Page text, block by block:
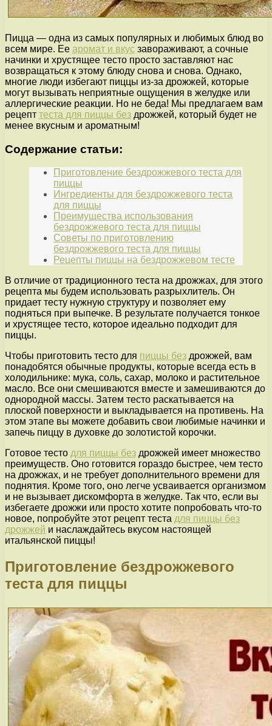
Пицца — одна из самых популярных и любимых блюд во
всем мире. Ее аромат и вкус завораживают, а сочные
начинки и хрустящее тесто просто заставляют нас
возвращаться к этому блюду снова и снова. Однако,
многие люди избегают пиццы из-за дрожжей, которые
могут вызывать неприятные ощущения в желудке или
аллергические реакции. Но не беда! Мы предлагаем вам
рецепт теста для пиццы без дрожжей, который будет не
менее вкусным и ароматным!
Содержание статьи:
Приготовление бездрожжевого теста для
пиццы
Ингредиенты для бездрожжевого теста
для пиццы
Преимущества использования
бездрожжевого теста для пиццы
Советы по приготовлению
бездрожжевого теста для пиццы
Рецепты пиццы на бездрожжевом тесте
В отличие от традиционного теста на дрожжах, для этого
рецепта мы будем использовать разрыхлитель. Он
придает тесту нужную структуру и позволяет ему
подняться при выпечке. В результате получается тонкое
и хрустящее тесто, которое идеально подходит для
пиццы.
Чтобы приготовить тесто для пиццы без дрожжей, вам
понадобятся обычные продукты, которые всегда есть в
холодильнике: мука, соль, сахар, молоко и растительное
масло. Все они смешиваются вместе и замешиваются до
однородной массы. Затем тесто раскатывается на
плоской поверхности и выкладывается на противень. На
этом этапе вы можете добавить свои любимые начинки и
запечь пиццу в духовке до золотистой корочки.
Готовое тесто для пиццы без дрожжей имеет множество
преимуществ. Оно готовится гораздо быстрее, чем тесто
на дрожжах, и не требует дополнительного времени для
поднятия. Кроме того, оно легче усваивается организмом
и не вызывает дискомфорта в желудке. Так что, если вы
избегаете дрожжи или просто хотите попробовать что-то
новое, попробуйте этот рецепт теста для пиццы без
дрожжей и наслаждайтесь вкусом настоящей
итальянской пиццы!
Приготовление бездрожжевого
теста для пиццы